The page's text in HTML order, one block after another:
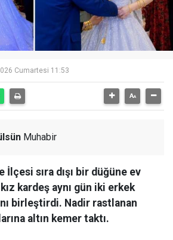
Cumartesi 11:53
Muhabir
İlçesi sıra dışı bir düğüne ev
kardeş aynı gün iki erkek
birleştirdi. Nadir rastlanan
altın kemer taktı.